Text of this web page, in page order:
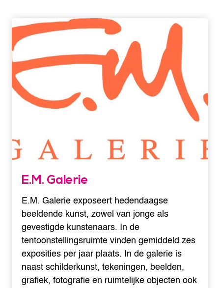
E.M. Galerie
E.M. Galerie exposeert hedendaagse
beeldende kunst, zowel van jonge als
gevestigde kunstenaars. In de
tentoonstellingsruimte vinden gemiddeld zes
exposities per jaar plaats. In de galerie is
naast schilderkunst, tekeningen, beelden,
grafiek, fotografie en ruimtelijke objecten ook